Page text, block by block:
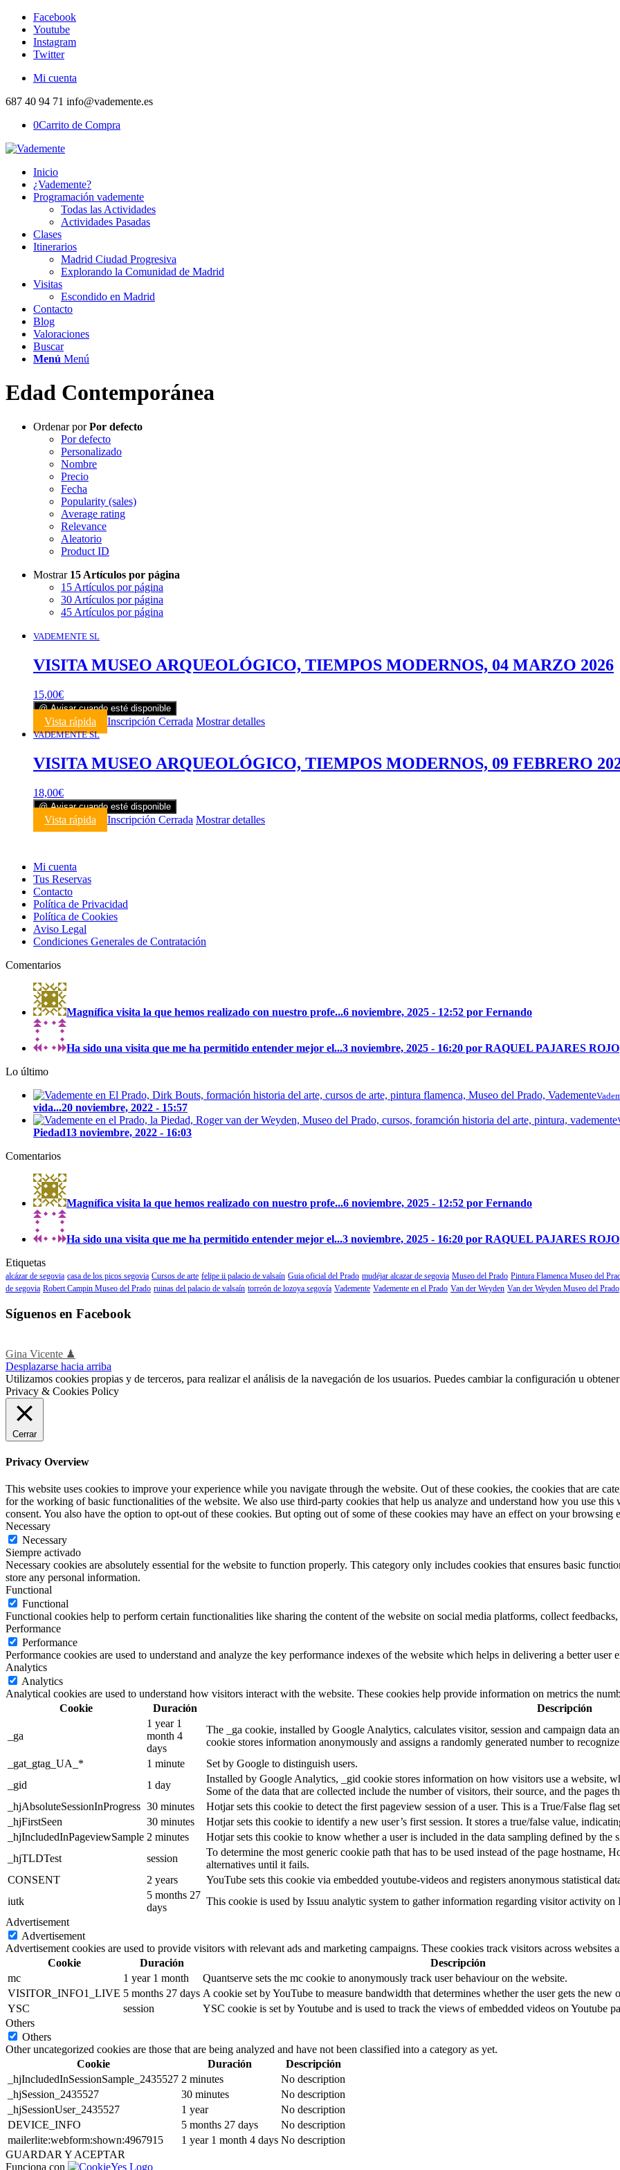
Facebook
Youtube
Instagram
Twitter
Mi cuenta
687 40 94 71 info@vademente.es
0Carrito de Compra
Inicio
¿Vademente?
Programación vademente
Todas las Actividades
Actividades Pasadas
Clases
Itinerarios
Madrid Ciudad Progresiva
Explorando la Comunidad de Madrid
Visitas
Escondido en Madrid
Contacto
Blog
Valoraciones
Buscar
Menú Menú
Edad Contemporánea
Ordenar porPor defecto
Por defecto
Personalizado
Nombre
Precio
Fecha
Popularity (sales)
Average rating
Relevance
Aleatorio
Product ID
Mostrar 15 Artículos por página
15 Artículos por página
30 Artículos por página
45 Artículos por página
VADEMENTE SL
VISITA MUSEO ARQUEOLÓGICO, TIEMPOS MODERNOS, 04 MARZO 2026
15,00€
@ Avisar cuando esté disponible
Vista rápida Inscripción Cerrada Mostrar detalles
VADEMENTE SL
VISITA MUSEO ARQUEOLÓGICO, TIEMPOS MODERNOS, 09 FEBRERO
18,00€
@ Avisar cuando esté disponible
Vista rápida Inscripción Cerrada Mostrar detalles
Mi cuenta
Tus Reservas
Contacto
Política de Privacidad
Política de Cookies
Aviso Legal
Condiciones Generales de Contratación
Comentarios
Magnífica visita la que hemos realizado con nuestro profe...6 noviembre, 2025 - 12:52 por Fernando
Ha sido una visita que me ha permitido entender mejor el...3 noviembre, 2025 - 16:20 por RAQUEL PAJARES ROJO
Lo último
vida...20 noviembre, 2022 - 15:57
Piedad13 noviembre, 2022 - 16:03
Comentarios
Magnífica visita la que hemos realizado con nuestro profe...6 noviembre, 2025 - 12:52 por Fernando
Ha sido una visita que me ha permitido entender mejor el...3 noviembre, 2025 - 16:20 por RAQUEL PAJARES ROJO
Etiquetas
alcázar de segovia casa de los picos segovia Cursos de arte felipe ii palacio de valsaín Guia oficial del Prado mudéjar alcazar de segovia Museo del Prado Pintura Flamenca Museo del
de segovia Robert Campin Museo del Prado ruinas del palacio de valsaín torreón de lozoya segovía Vademente Vademente en el Prado Van der Weyden Van der Weyden Museo del Prado
Síguenos en Facebook
Gina Vicente ♟
Desplazarse hacia arriba
Utilizamos cookies propias y de terceros, para realizar el análisis de la navegación de los usuarios. Puedes cambiar la configuración u
Privacy & Cookies Policy
Cerrar
Privacy Overview
This website uses cookies to improve your experience while you navigate through the website. Out of these cookies, the cookies that are
for the working of basic functionalities of the website. We also use third-party cookies that help us analyze and understand how you use
consent. You also have the option to opt-out of these cookies. But opting out of some of these cookies may have an effect on your browsing
Necessary
Necessary
Siempre activado
Necessary cookies are absolutely essential for the website to function properly. This category only includes cookies that ensures basic
store any personal information.
Functional
Functional
Functional cookies help to perform certain functionalities like sharing the content of the website on social media platforms, collect
Performance
Performance
Performance cookies are used to understand and analyze the key performance indexes of the website which helps in delivering a better user
Analytics
Analytics
Analytical cookies are used to understand how visitors interact with the website. These cookies help provide information on metrics the
Cookie
Duración Descripción
_ga
1 year 1
month 4
days
The _ga cookie, installed by Google Analytics, calculates visitor, session and campaign data
cookie stores information anonymously and assigns a randomly generated number to
_gat_gtag_UA_*
1 minute
Set by Google to distinguish users.
_gid
1 day
Installed by Google Analytics, _gid cookie stores information on how visitors use a website,
Some of the data that are collected include the number of visitors, their source, and the pages
_hjAbsoluteSessionInProgress 30 minutes
Hotjar sets this cookie to detect the first pageview session of a user. This is a True/False flag
_hjFirstSeen
30 minutes
Hotjar sets this cookie to identify a new user’s first session. It stores a true/false value,
_hjIncludedInPageviewSample 2 minutes
Hotjar sets this cookie to know whether a user is included in the data sampling defined by the
_hjTLDTest
session
To determine the most generic cookie path that has to be used instead of the page
alternatives until it fails.
CONSENT
2 years
YouTube sets this cookie via embedded youtube-videos and registers anonymous statistical
iutk
5 months 27
days
This cookie is used by Issuu analytic system to gather information regarding visitor activity on
Advertisement
Advertisement
Advertisement cookies are used to provide visitors with relevant ads and marketing campaigns. These cookies track visitors across
Cookie
Duración
Descripción
mc
1 year 1 month
Quantserve sets the mc cookie to anonymously track user behaviour on the website.
VISITOR_INFO1_LIVE 5 months 27 days A cookie set by YouTube to measure bandwidth that determines whether the user gets the new
YSC
session
YSC cookie is set by Youtube and is used to track the views of embedded videos on Youtube
Others
Others
Other uncategorized cookies are those that are being analyzed and have not been classified into a category as yet.
Cookie
Duración
Descripción
_hjIncludedInSessionSample_2435527 2 minutes
No description
_hjSession_2435527
30 minutes
No description
_hjSessionUser_2435527
1 year
No description
DEVICE_INFO
5 months 27 days
No description
mailerlite:webform:shown:4967915
1 year 1 month 4 days No description
GUARDAR Y ACEPTAR
Funciona con